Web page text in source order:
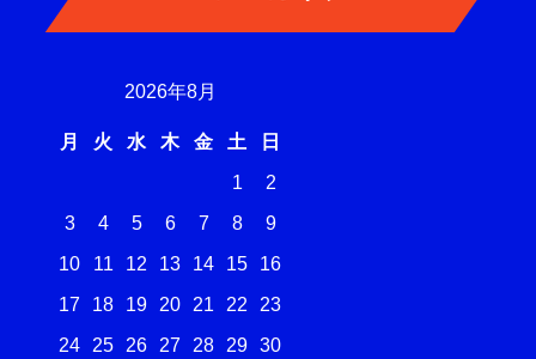
2026年8月
月 火 水 木 金 土
日
1
2
3
4 5 6 7 8
9
10
11 12 13 14 15
16
17
18 19 20 21 22
23
24
25 26 27 28 29 30